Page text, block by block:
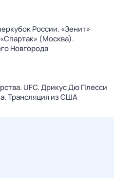
России. «Зенит»
(Москва).
Новгорода
UFC. Дрикус Дю Плесси
Трансляция из США